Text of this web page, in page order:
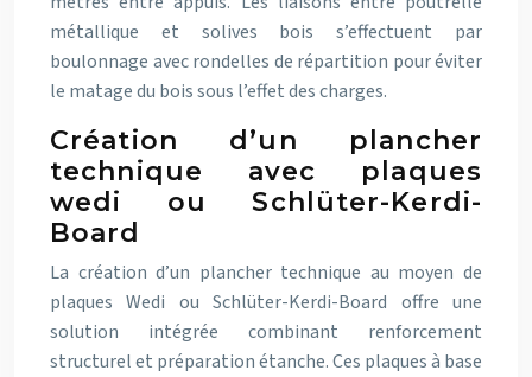
métallique et solives bois s’effectuent par
boulonnage avec rondelles de répartition pour éviter
le matage du bois sous l’effet des charges.
Création d’un plancher
technique avec plaques
wedi ou Schlüter-Kerdi-
Board
La création d’un plancher technique au moyen de
plaques Wedi ou Schlüter-Kerdi-Board offre une
solution intégrée combinant renforcement
structurel et préparation étanche. Ces plaques à base